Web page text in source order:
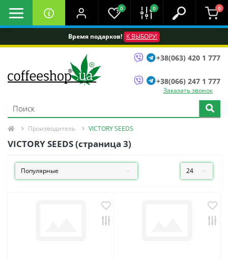
Время подарков! К ВЫБОРУ!
0 0 0
+38(063) 420 1 777
+38(066) 247 1 777
Заказать звонок
Производитель VICTORY SEEDS
VICTORY SEEDS (страница 3)